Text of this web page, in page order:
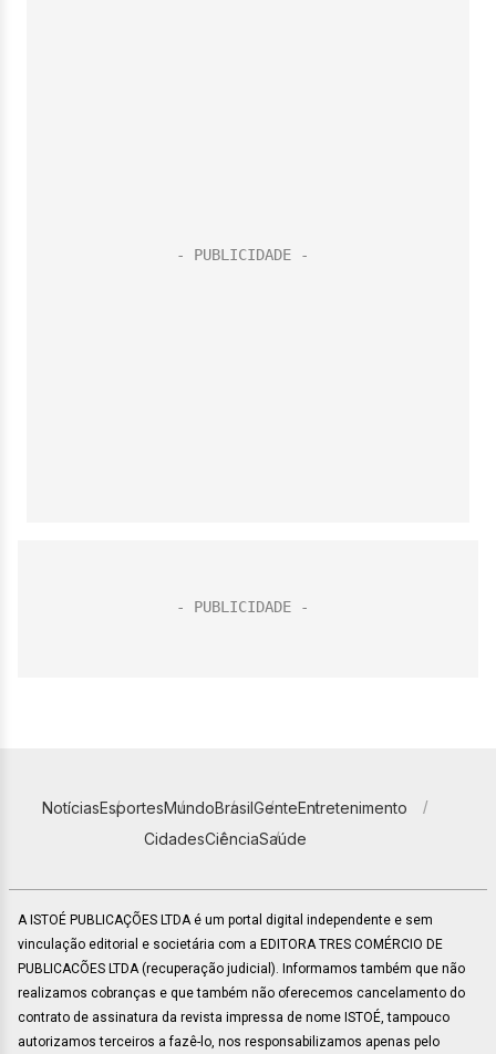
NotíciasEsportesMundoBrasilGenteEntretenimento
CidadesCiênciaSaúde
A ISTOÉ PUBLICAÇÕES LTDA é um portal digital independente e sem
vinculação editorial e societária com a EDITORA TRES COMÉRCIO DE
PUBLICACÕES LTDA (recuperação judicial). Informamos também que não
realizamos cobranças e que também não oferecemos cancelamento do
contrato de assinatura da revista impressa de nome ISTOÉ, tampouco
autorizamos terceiros a fazê-lo, nos responsabilizamos apenas pelo